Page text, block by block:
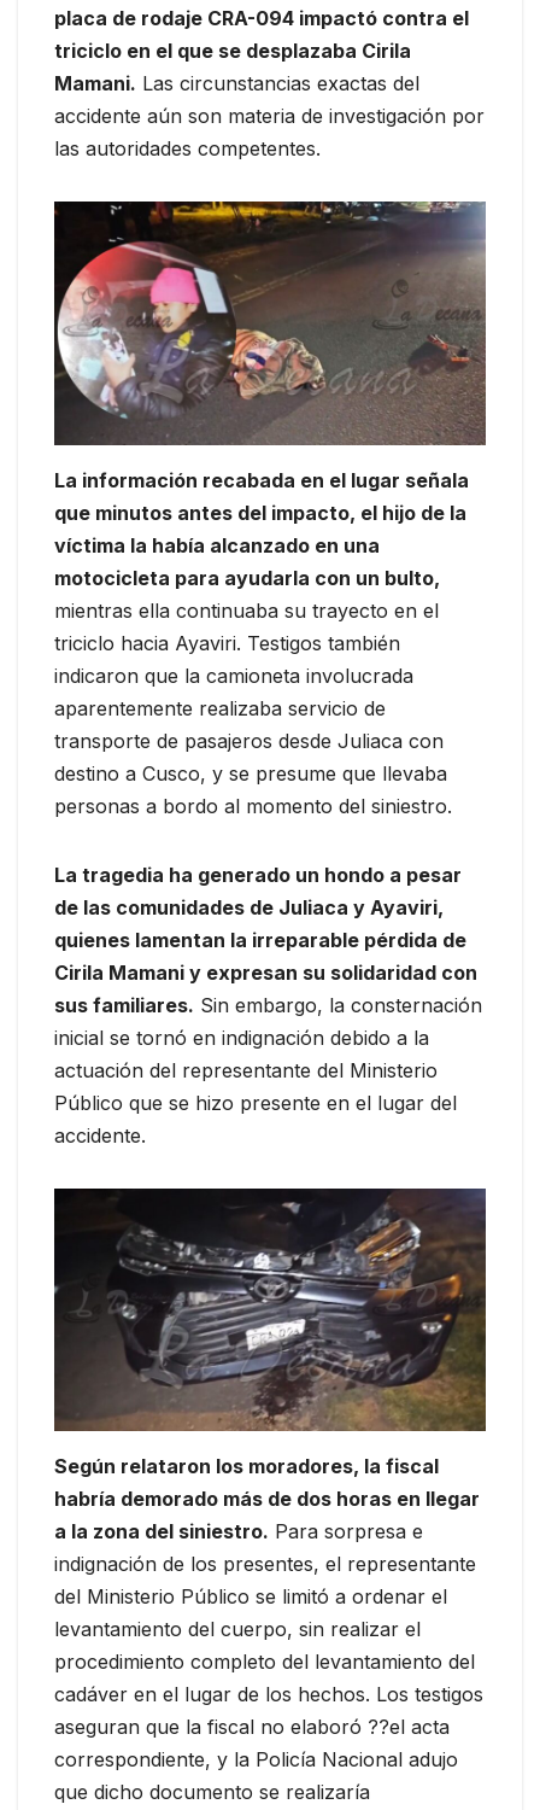
placa de rodaje CRA-094 impactó contra el
triciclo en el que se desplazaba Cirila
Mamani. Las circunstancias exactas del
accidente aún son materia de investigación por
las autoridades competentes.
La información recabada en el lugar señala
que minutos antes del impacto, el hijo de la
víctima la había alcanzado en una
motocicleta para ayudarla con un bulto,
mientras ella continuaba su trayecto en el
triciclo hacia Ayaviri. Testigos también
indicaron que la camioneta involucrada
aparentemente realizaba servicio de
transporte de pasajeros desde Juliaca con
destino a Cusco, y se presume que llevaba
personas a bordo al momento del siniestro.
La tragedia ha generado un hondo a pesar
de las comunidades de Juliaca y Ayaviri,
quienes lamentan la irreparable pérdida de
Cirila Mamani y expresan su solidaridad con
sus familiares. Sin embargo, la consternación
inicial se tornó en indignación debido a la
actuación del representante del Ministerio
Público que se hizo presente en el lugar del
accidente.
Según relataron los moradores, la fiscal
habría demorado más de dos horas en llegar
a la zona del siniestro. Para sorpresa e
indignación de los presentes, el representante
del Ministerio Público se limitó a ordenar el
levantamiento del cuerpo, sin realizar el
procedimiento completo del levantamiento del
cadáver en el lugar de los hechos. Los testigos
aseguran que la fiscal no elaboró ??el acta
correspondiente, y la Policía Nacional adujo
que dicho documento se realizaría